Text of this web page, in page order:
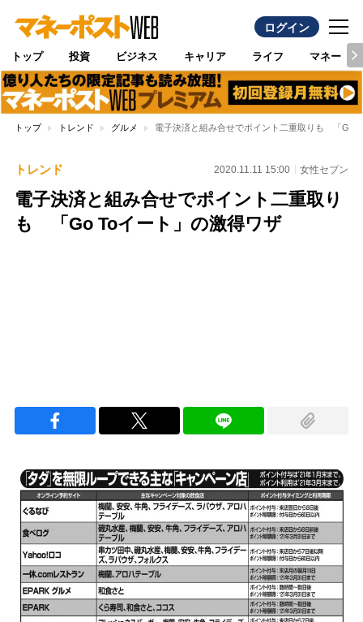
ログイン
トップ 投資 ビジネス キャリア ライフ マネー
トップ トレンド グルメ 電子決済と組み合せでポイント二重取りも 「Go
トレンド 2020.11.11 15:00 女性セブン
電子決済と組み合せでポイント二重取り
も 「Go Toイート」の激得ワザ